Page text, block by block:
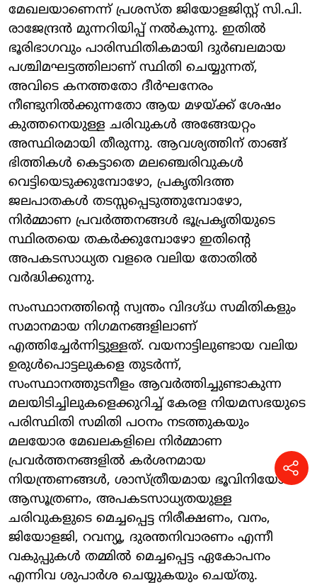
മേഖലയാണെന്ന് പ്രശസ്ത ജിയോളജിസ്റ്റ് സി.പി.
രാജേന്ദ്രൻ മുന്നറിയിപ്പ് നൽകുന്നു. ഇതിൽ
ഭൂരിഭാഗവും പാരിസ്ഥിതികമായി ദുർബലമായ
പശ്ചിമഘട്ടത്തിലാണ് സ്ഥിതി ചെയ്യുന്നത്,
അവിടെ കനത്തതോ ദീർഘനേരം
നീണ്ടുനിൽക്കുന്നതോ ആയ മഴയ്ക്ക് ശേഷം
കുത്തനെയുള്ള ചരിവുകൾ അങ്ങേയറ്റം
അസ്ഥിരമായി തീരുന്നു. ആവശ്യത്തിന് താങ്ങ്
ഭിത്തികൾ കെട്ടാതെ മലഞ്ചെരിവുകൾ
വെട്ടിയെടുക്കുമ്പോഴോ, പ്രകൃതിദത്ത
ജലപാതകൾ തടസ്സപ്പെടുത്തുമ്പോഴോ,
നിർമ്മാണ പ്രവർത്തനങ്ങൾ ഭൂപ്രകൃതിയുടെ
സ്ഥിരതയെ തകർക്കുമ്പോഴോ ഇതിന്റെ
അപകടസാധ്യത വളരെ വലിയ തോതിൽ
വർദ്ധിക്കുന്നു.
സംസ്ഥാനത്തിന്റെ സ്വന്തം വിദഗ്ദ്ധ സമിതികളും
സമാനമായ നിഗമനങ്ങളിലാണ്
എത്തിച്ചേർന്നിട്ടുള്ളത്. വയനാട്ടിലുണ്ടായ വലിയ
ഉരുൾപൊട്ടലുകളെ തുടർന്ന്,
സംസ്ഥാനത്തുടനീളം ആവർത്തിച്ചുണ്ടാകുന്ന
മലയിടിച്ചിലുകളെക്കുറിച്ച് കേരള നിയമസഭയുടെ
പരിസ്ഥിതി സമിതി പഠനം നടത്തുകയും
മലയോര മേഖലകളിലെ നിർമ്മാണ
പ്രവർത്തനങ്ങളിൽ കർശനമായ
നിയന്ത്രണങ്ങൾ, ശാസ്ത്രീയമായ ഭൂവിനിയോഗ
ആസൂത്രണം, അപകടസാധ്യതയുള്ള
ചരിവുകളുടെ മെച്ചപ്പെട്ട നിരീക്ഷണം, വനം,
ജിയോളജി, റവന്യൂ, ദുരന്തനിവാരണം എന്നീ
വകുപ്പുകൾ തമ്മിൽ മെച്ചപ്പെട്ട ഏകോപനം
എന്നിവ ശുപാർശ ചെയ്യുകയും ചെയ്തു.